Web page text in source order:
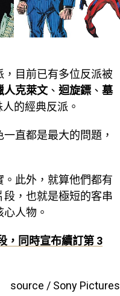
目前已有多位反派被
人克萊文 、 迴旋鏢 、 墓
的經典反派。
直都是最大的問題，
此外，就算他們都有
，也就是極短的客串
心人物。
，同時宣布續訂第 3
source / Sony Pictures